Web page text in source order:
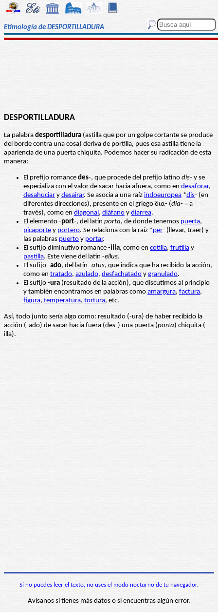
Etimología de DESPORTILLADURA
DESPORTILLADURA
La palabra desportilladura (astilla que por un golpe cortante se produce
del borde contra una cosa) deriva de portilla, pues esa astilla tiene la
apariencia de una puerta chiquita. Podemos hacer su radicación de esta
manera:
El prefijo romance des-, que procede del prefijo latino dis- y se
especializa con el valor de sacar hacia afuera, como en desaforar,
desahuciar y desairar. Se asocia a una raíz indoeuropea *dis- (en
diferentes direcciones), presente en el griego δια- (dia- = a
través), como en diagonal, diáfano y diarrea.
El elemento -port-, del latín porta, de donde tenemos puerta,
picaporte y portero. Se relaciona con la raíz *per- (llevar, traer) y
las palabras puerto y portar.
El sufijo diminutivo romance -illa, como en cotilla, frutilla y
pastilla. Este viene del latín -ellus.
El sufijo -ado, del latín -atus, que indica que ha recibido la acción,
como en tratado, azulado, desfachatado y granulado.
El sufijo -ura (resultado de la acción), que discutimos al principio
y también encontramos en palabras como amargura, factura,
figura, temperatura, tortura, etc.
Así, todo junto sería algo como: resultado (-ura) de haber recibido la
acción (-ado) de sacar hacia fuera (des-) una puerta (porta) chiquita (-
illa).
Si no puedes leer el texto, no uses el modo nocturno de tu navegador.
Avísanos si tienes más datos o si encuentras algún error.